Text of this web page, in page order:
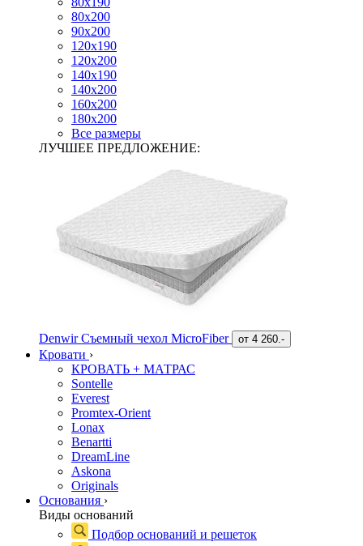
80х200
90х200
120х190
120х200
140х190
140х200
160х200
180х200
Все размеры
ЛУЧШЕЕ ПРЕДЛОЖЕНИЕ:
Denwir Съемный чехол MicroFiber от 4 260.-
Кровати ›
КРОВАТЬ + МАТРАС
Sontelle
Everest
Promtex-Orient
Lonax
Benartti
DreamLine
Askona
Originals
Основания ›
Виды оснований
Подбор оснований и решеток